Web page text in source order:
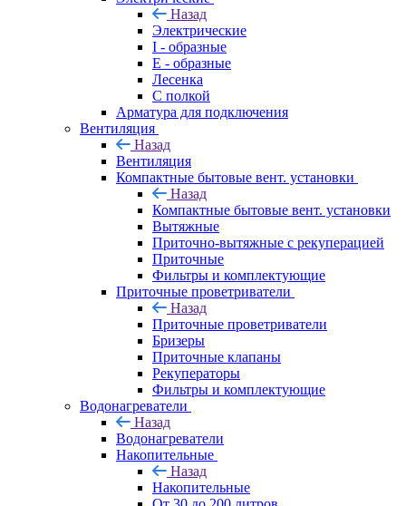
Назад
Электрические
I - образные
E - образные
Лесенка
С полкой
Арматура для подключения
Вентиляция
Назад
Вентиляция
Компактные бытовые вент. установки
Назад
Компактные бытовые вент. установки
Вытяжные
Приточно-вытяжные с рекуперацией
Приточные
Фильтры и комплектующие
Приточные проветриватели
Назад
Приточные проветриватели
Бризеры
Приточные клапаны
Рекуператоры
Фильтры и комплектующие
Водонагреватели
Назад
Водонагреватели
Накопительные
Назад
Накопительные